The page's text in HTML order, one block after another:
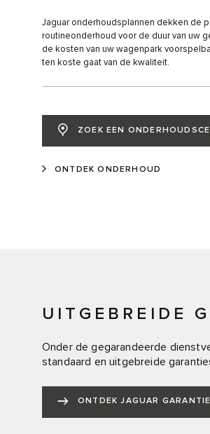
Jaguar onderhoudsplannen dekken de
routineonderhoud voor de duur van uw
de kosten van uw wagenpark
ten koste gaat van de kwaliteit.
ZOEK EEN
ONTDEK ONDERHOUD
UITGEBREIDE
Onder de gegarandeerde
standaard en uitgebreide
ONTDEK JAGUAR